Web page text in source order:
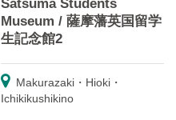
Satsuma Students
Museum / 薩摩藩英国留学
生記念館2
Makurazaki・Hioki・
Ichikikushikino